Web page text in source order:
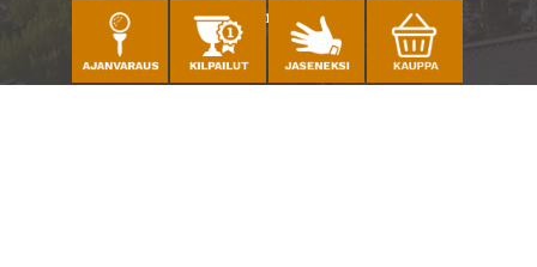
Katso sijainti kartalla